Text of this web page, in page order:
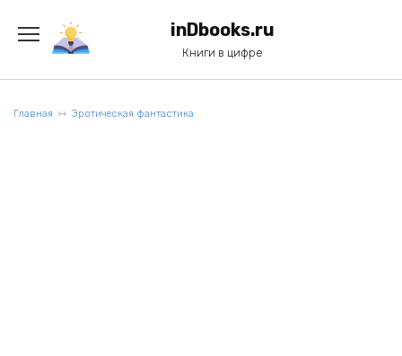
содержанию
inDbooks.ru
Книги в цифре
Главная Эротическая фантастика